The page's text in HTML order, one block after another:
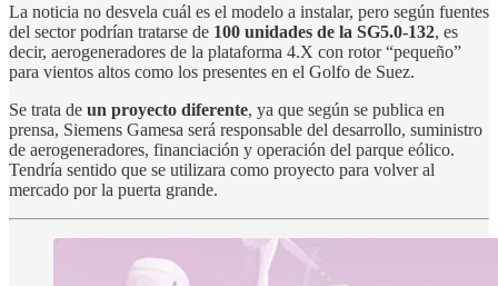
La noticia no desvela cuál es el modelo a instalar, pero según fuentes
del sector podrían tratarse de 100 unidades de la SG5.0-132, es
decir, aerogeneradores de la plataforma 4.X con rotor “pequeño”
para vientos altos como los presentes en el Golfo de Suez.
Se trata de un proyecto diferente, ya que según se publica en
prensa, Siemens Gamesa será responsable del desarrollo, suministro
de aerogeneradores, financiación y operación del parque eólico.
Tendría sentido que se utilizara como proyecto para volver al
mercado por la puerta grande.